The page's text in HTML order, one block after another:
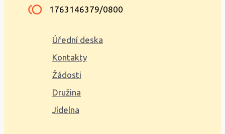
1763146379/0800
Úřední deska
Kontakty
Žádosti
Družina
Jídelna